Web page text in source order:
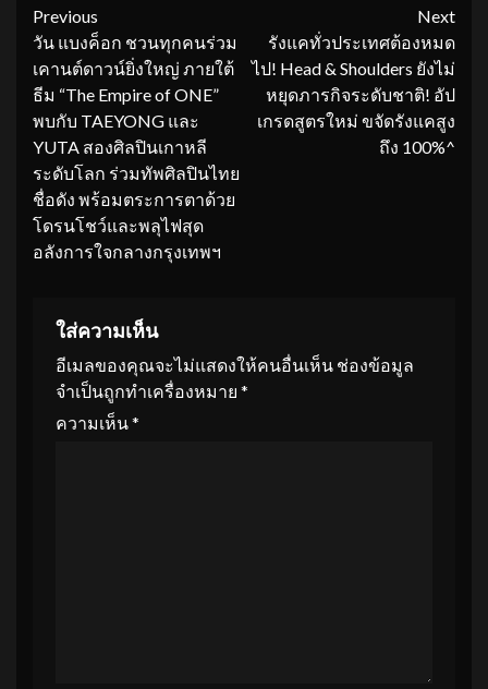
Continue
Reading
Previous
วัน แบงค็อก ชวนทุกคนร่วม
เคานต์ดาวน์ยิ่งใหญ่ ภายใต้
ธีม “The Empire of ONE”
พบกับ TAEYONG และ
YUTA สองศิลปินเกาหลี
ระดับโลก ร่วมทัพศิลปินไทย
ชื่อดัง พร้อมตระการตาด้วย
โดรนโชว์และพลุไฟสุด
อลังการใจกลางกรุงเทพฯ
Next
รังแคทั่วประเทศต้องหมด
ไป! Head & Shoulders ยังไม่
หยุดภารกิจระดับชาติ! อัป
เกรดสูตรใหม่ ขจัดรังแคสูง
ถึง 100%^
ใส่ความเห็น
อีเมลของคุณจะไม่แสดงให้คนอื่นเห็น ช่องข้อมูล
จำเป็นถูกทำเครื่องหมาย *
ความเห็น*